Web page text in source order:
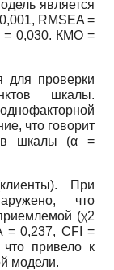
является
RMSEA =
= 0,030. КМО =
для проверки
шкалы.
что говорит
шкалы (α =
При
что
(χ2
= 0,237, CFI =
привело к
модели.